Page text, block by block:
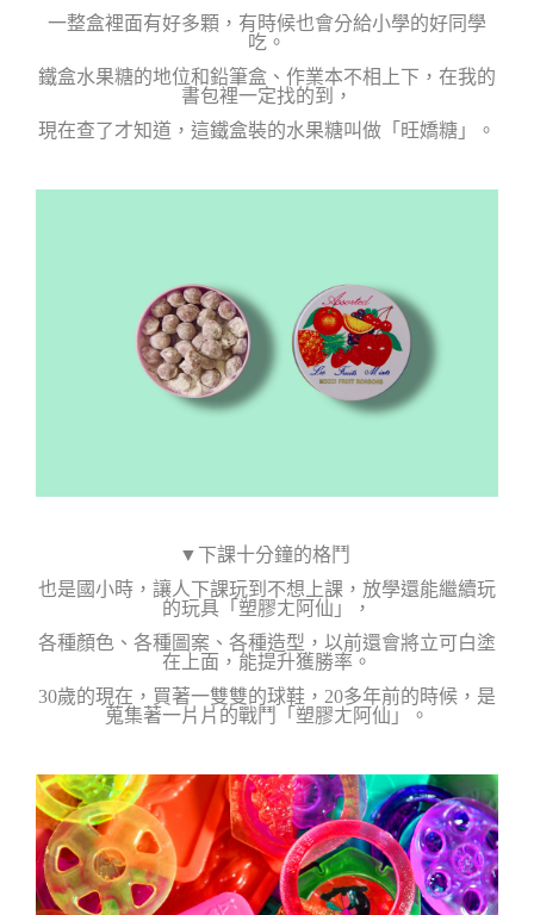
一整盒裡面有好多顆，有時候也會分給小學的好同學
吃。
鐵盒水果糖的地位和鉛筆盒、作業本不相上下，在我的
書包裡一定找的到，
現在查了才知道，這鐵盒裝的水果糖叫做「旺嬌糖」。
▼下課十分鐘的格鬥
也是國小時，讓人下課玩到不想上課，放學還能繼續玩
的玩具「塑膠ㄤ阿仙」，
各種顏色、各種圖案、各種造型，以前還會將立可白塗
在上面，能提升獲勝率。
30歲的現在，買著一雙雙的球鞋，20多年前的時候，是
蒐集著一片片 的戰鬥「塑膠ㄤ阿仙」。